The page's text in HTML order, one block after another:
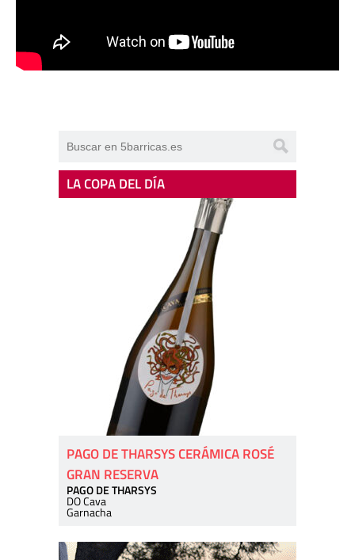
LA COPA DEL DÍA
PAGO DE THARSYS CERÁMICA ROSÉ
GRAN RESERVA
PAGO DE THARSYS
DO Cava
Garnacha